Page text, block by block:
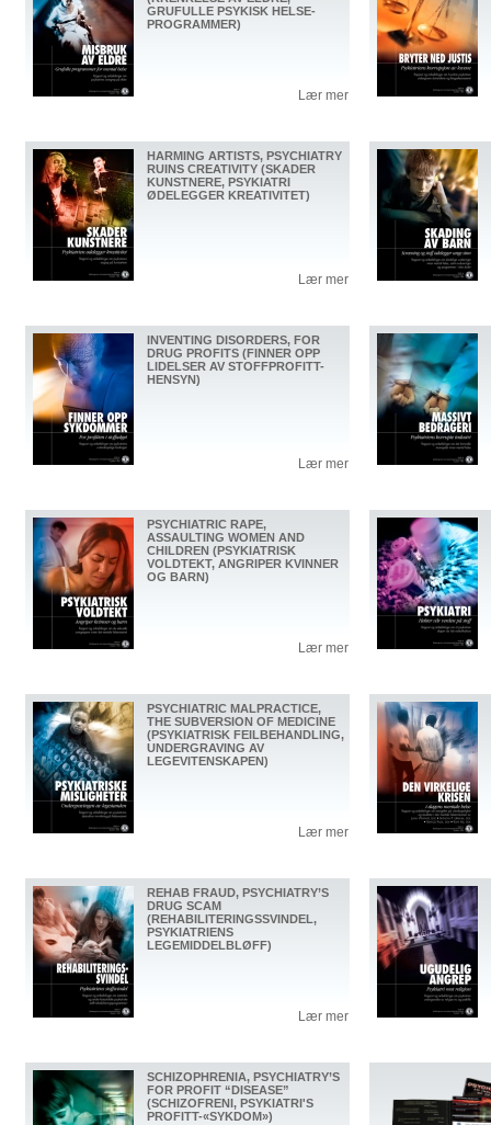
GRUFULLE PSYKISK HELSE-
PROGRAMMER)
Lær mer
HARMING ARTISTS, PSYCHIATRY
RUINS CREATIVITY (SKADER
KUNSTNERE, PSYKIATRI
ØDELEGGER KREATIVITET)
Lær mer
INVENTING DISORDERS, FOR
DRUG PROFITS (FINNER OPP
LIDELSER AV STOFFPROFITT-
HENSYN)
Lær mer
PSYCHIATRIC RAPE,
ASSAULTING WOMEN AND
CHILDREN (PSYKIATRISK
VOLDTEKT, ANGRIPER KVINNER
OG BARN)
Lær mer
PSYCHIATRIC MALPRACTICE,
THE SUBVERSION OF MEDICINE
(PSYKIATRISK FEILBEHANDLING,
UNDERGRAVING AV
LEGEVITENSKAPEN)
Lær mer
REHAB FRAUD, PSYCHIATRY’S
DRUG SCAM
(REHABILITERINGSSVINDEL,
PSYKIATRIENS
LEGEMIDDELBLØFF)
Lær mer
SCHIZOPHRENIA, PSYCHIATRY’S
FOR PROFIT “DISEASE”
(SCHIZOFRENI, PSYKIATRI'S
PROFITT-«SYKDOM»)